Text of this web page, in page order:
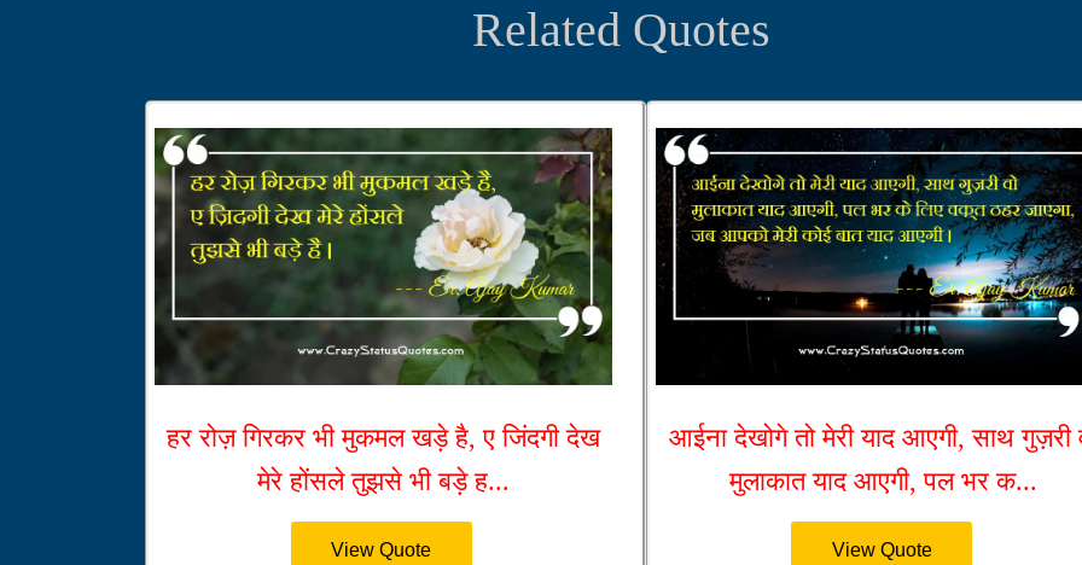
Related Quotes
हर रोज़ गिरकर भी मुकमल खड़े है, ए जिंदगी देख
मेरे होंसले तुझसे भी बड़े ह...
View Quote
आईना देखोगे तो मेरी याद आएगी, साथ गुज़री
मुलाकात याद आएगी, पल भर क...
View Quote